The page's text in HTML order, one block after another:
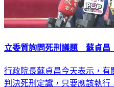
立委質詢問死刑議題 蘇貞昌
行政院長蘇貞昌今天表示，
判決死刑定讞，只要應該執